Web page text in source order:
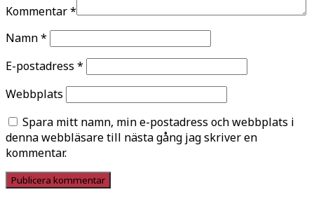
Kommentar*
Namn*
E-postadress *
Webbplats
Spara mitt namn, min e-postadress och webbplats i
denna webbläsare till nästa gång jag skriver en
kommentar.